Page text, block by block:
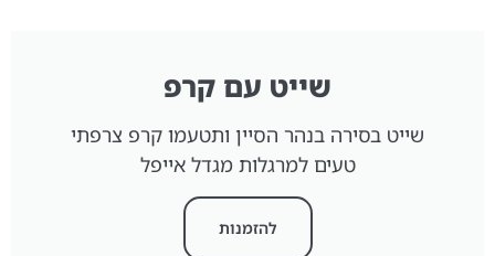
שייט עם קרפ
שייט בסירה בנהר הסיין ותטעמו קרפ צרפתי
טעים למרגלות מגדל אייפל
להזמנות